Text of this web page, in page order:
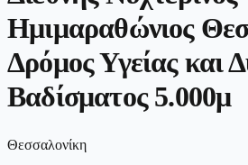
Ημιμαραθώνιος
Δρόμος Υγείας και
Βαδίσματος 5.000μ
Θεσσαλονίκη